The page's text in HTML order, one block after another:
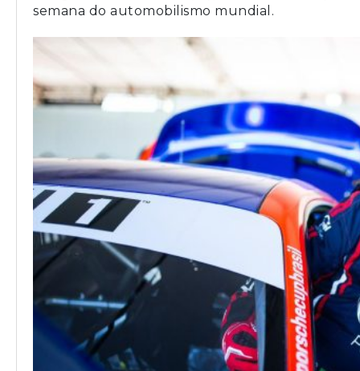
semana do automobilismo mundial.